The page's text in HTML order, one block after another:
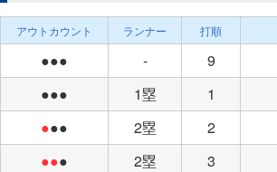
アウトカウント ランナー 打順
●●● - 9
●●●
1塁 1
●●● 2塁 2
●●● 2塁 3